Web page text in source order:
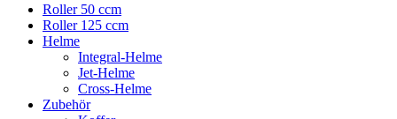
Roller 50 ccm
Roller 125 ccm
Helme
Integral-Helme
Jet-Helme
Cross-Helme
Zubehör